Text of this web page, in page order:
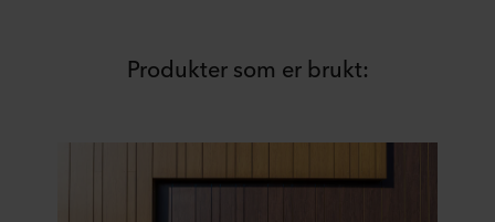
Produkter som er brukt: